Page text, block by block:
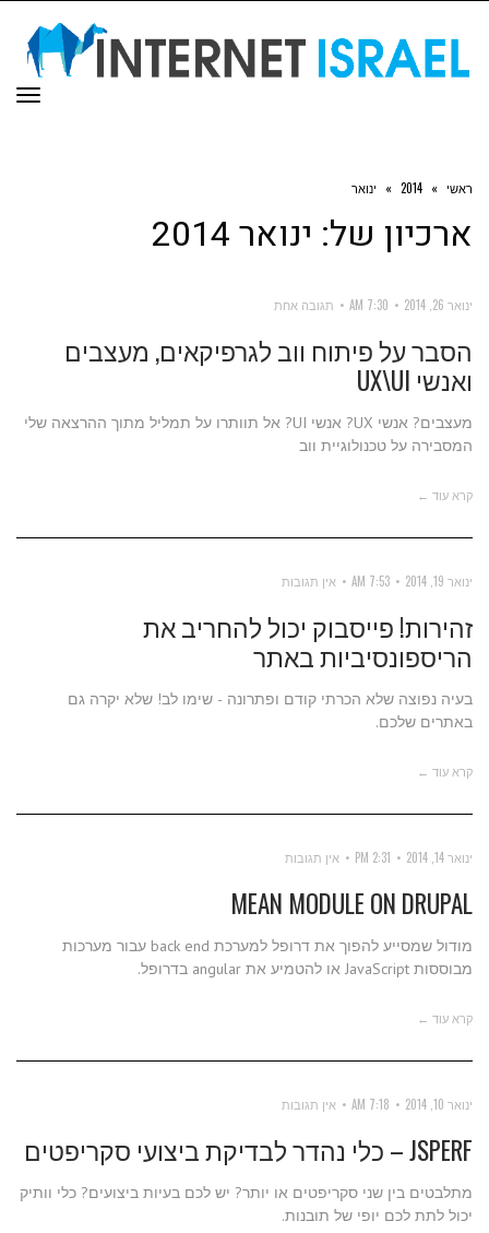
ראשי »
2014
» ינואר
ארכיון של: ינואר 2014
ינואר 26, 2014 7:30 AM תגובה אחת
הסבר על פיתוח ווב לגרפיקאים, מעצבים
ואנשי UX\UI
מעצבים? אנשי UX? אנשי UI? אל תוותרו על תמליל מתוך ההרצאה שלי
המסבירה על טכנולוגיית ווב
קרא עוד ←
ינואר 19, 2014 7:53 AM אין תגובות
זהירות! פייסבוק יכול להחריב את
הריספונסיביות באתר
בעיה נפוצה שלא הכרתי קודם ופתרונה - שימו לב! שלא יקרה גם
באתרים שלכם.
קרא עוד ←
ינואר 14, 2014 2:31 PM אין תגובות
MEAN MODULE ON DRUPAL
מודול שמסייע להפוך את דרופל למערכת back end עבור מערכות
מבוססות JavaScript או להטמיע את angular בדרופל.
קרא עוד ←
ינואר 10, 2014 7:18 AM אין תגובות
JSPERF – כלי נהדר לבדיקת ביצועי סקריפטים
מתלבטים בין שני סקריפטים או יותר? יש לכם בעיות ביצועים? כלי וותיק
יכול לתת לכם יופי של תובנות.